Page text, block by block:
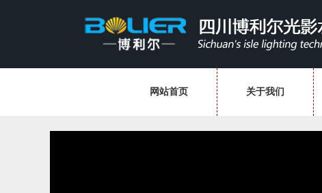
网站首页 关于我们